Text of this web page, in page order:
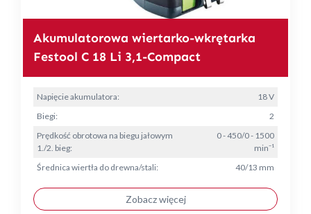
Akumulatorowa wiertarko-wkrętarka
Festool C 18 Li 3,1-Compact
Napięcie akumulatora:
18 V
Biegi:
2
Prędkość obrotowa na biegu jałowym
1./2. bieg:
0 - 450/0 - 1500
min⁻¹
Średnica wiertła do drewna/stali:
40/13 mm
Zobacz więcej